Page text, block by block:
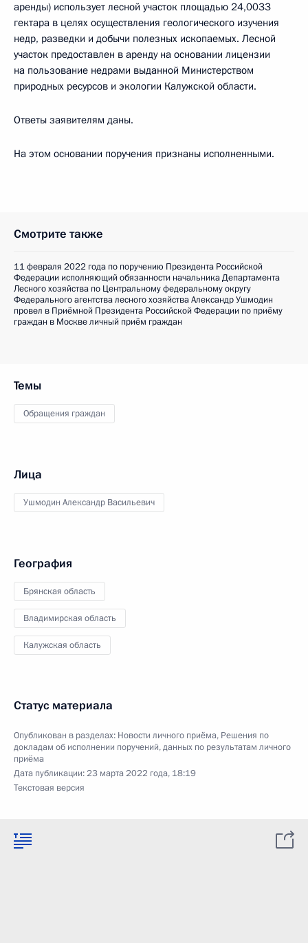
аренды) использует лесной участок площадью 24,0033
гектара в целях осуществления геологического изучения
недр, разведки и добычи полезных ископаемых. Лесной
участок предоставлен в аренду на основании лицензии
на пользование недрами выданной Министерством
природных ресурсов и экологии Калужской области.
Ответы заявителям даны.
На этом основании поручения признаны исполненными.
Смотрите также
11 февраля 2022 года по поручению Президента Российской
Федерации исполняющий обязанности начальника Департамента
Лесного хозяйства по Центральному федеральному округу
Федерального агентства лесного хозяйства Александр Ушмодин
провел в Приёмной Президента Российской Федерации по приёму
граждан в Москве личный приём граждан
Темы
Обращения граждан
Лица
Ушмодин Александр Васильевич
География
Брянская область
Владимирская область
Калужская область
Статус материала
Опубликован в разделах: Новости личного приёма, Решения по
докладам об исполнении поручений, данных по результатам личного
приёма
Дата публикации:23 марта 2022 года, 18:19
Текстовая версия